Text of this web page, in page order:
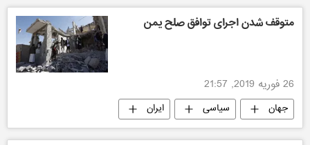
متوقف شدن اجرای توافق صلح یمن
26 فوریه 2019, 21:57
جهان سیاسی ایران